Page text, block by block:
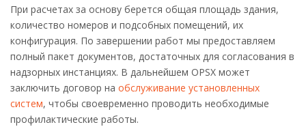
При расчетах за основу берется общая площадь здания,
количество номеров и подсобных помещений, их
конфигурация. По завершении работ мы предоставляем
полный пакет документов, достаточных для согласования в
надзорных инстанциях. В дальнейшем OPSX может
заключить договор на обслуживание установленных
систем, чтобы своевременно проводить необходимые
профилактические работы.